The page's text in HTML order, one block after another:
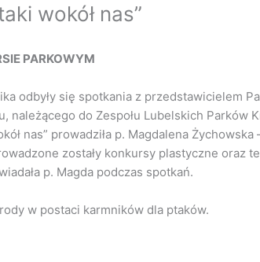
wokół nas”
PARKOWYM
odbyły się spotkania z przedstawicielem
należącego do Zespołu Lubelskich Parków
nas” prowadziła p. Magdalena Żychowska
zostały konkursy plastyczne oraz
p. Magda podczas spotkań.
w postaci karmników dla ptaków.